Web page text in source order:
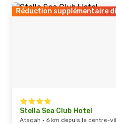
Réduction supplémentaire
Stella Sea Club Hotel
Ataqah · 6 km depuis le centre-